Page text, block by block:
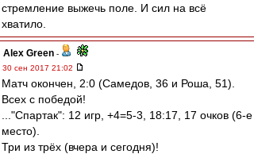
стремление выжечь поле. И сил на всё
хватило.
Alex Green -
30 сен 2017 21:02
Матч окончен, 2:0 (Самедов, 36 и Роша, 51).
Всех с победой!
..."Спартак": 12 игр, +4=5-3, 18:17, 17 очков (6-е
место).
Три из трёх (вчера и сегодня)!